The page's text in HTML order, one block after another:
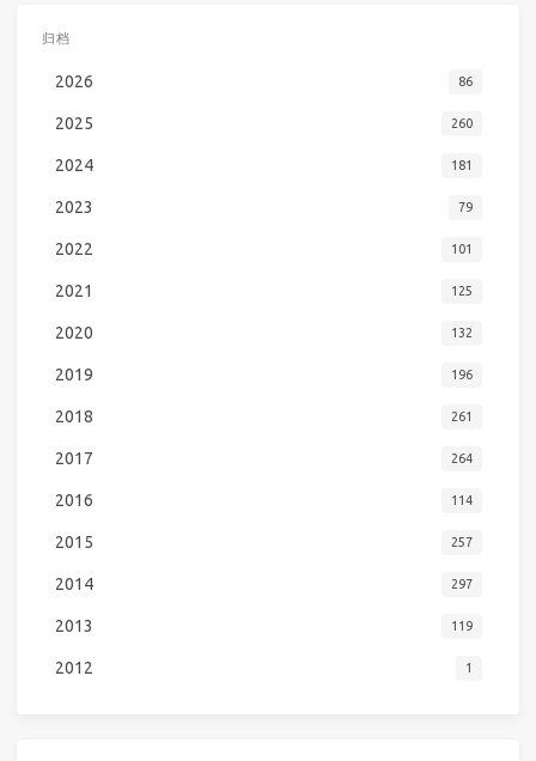
归档
2026 86
2025 260
2024 181
2023 79
2022 101
2021 125
2020 132
2019 196
2018 261
2017 264
2016 114
2015 257
2014 297
2013 119
2012 1